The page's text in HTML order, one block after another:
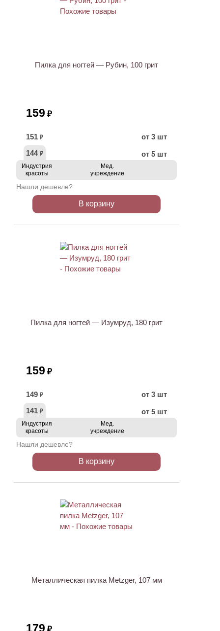
Пилка для ногтей — Рубин, 100 грит
159 ₽
151 ₽
от 3 шт
144 ₽ от 5 шт
Индустрия
красоты
Мед.
учреждение
Нашли дешевле?
В корзину
Пилка для ногтей — Изумруд, 180 грит
159 ₽
149 ₽
от 3 шт
141 ₽ от 5 шт
Индустрия
красоты
Мед.
учреждение
Нашли дешевле?
В корзину
Металлическая пилка Metzger, 107 мм
179